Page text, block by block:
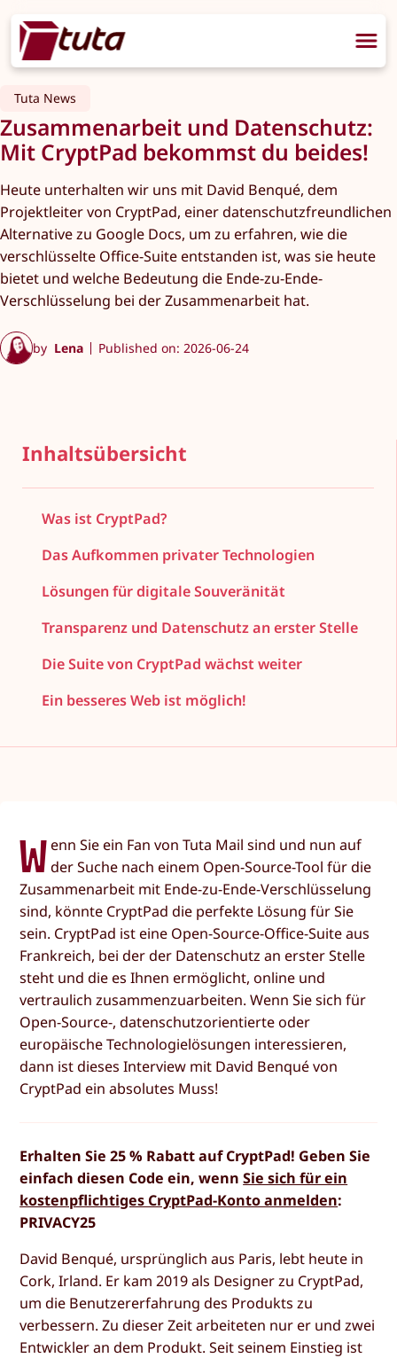
Tuta News
Zusammenarbeit und Datenschutz:
Mit CryptPad bekommst du beides!
Heute unterhalten wir uns mit David Benqué, dem
Projektleiter von CryptPad, einer datenschutzfreundlichen
Alternative zu Google Docs, um zu erfahren, wie die
verschlüsselte Office-Suite entstanden ist, was sie heute
bietet und welche Bedeutung die Ende-zu-Ende-
Verschlüsselung bei der Zusammenarbeit hat.
by Lena Published on: 2026-06-24
Inhaltsübersicht
Was ist CryptPad?
Das Aufkommen privater Technologien
Lösungen für digitale Souveränität
Transparenz und Datenschutz an erster Stelle
Die Suite von CryptPad wächst weiter
Ein besseres Web ist möglich!
W enn Sie ein Fan von Tuta Mail sind und nun auf
der Suche nach einem Open-Source-Tool für die
Zusammenarbeit mit Ende-zu-Ende-Verschlüsselung
sind, könnte CryptPad die perfekte Lösung für Sie
sein. CryptPad ist eine Open-Source-Office-Suite aus
Frankreich, bei der der Datenschutz an erster Stelle
steht und die es Ihnen ermöglicht, online und
vertraulich zusammenzuarbeiten. Wenn Sie sich für
Open-Source-, datenschutzorientierte oder
europäische Technologielösungen interessieren,
dann ist dieses Interview mit David Benqué von
CryptPad ein absolutes Muss!
Erhalten Sie 25 % Rabatt auf CryptPad! Geben Sie
einfach diesen Code ein, wennSie sich für ein
kostenpflichtiges CryptPad-Konto anmelden:
PRIVACY25
David Benqué, ursprünglich aus Paris, lebt heute in
Cork, Irland. Er kam 2019 als Designer zu CryptPad,
um die Benutzererfahrung des Produkts zu
verbessern. Zu dieser Zeit arbeiteten nur er und zwei
Entwickler an dem Produkt. Seit seinem Einstieg ist